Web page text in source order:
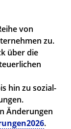
von
zu.
über die
hin zu sozial-
Änderungen
.